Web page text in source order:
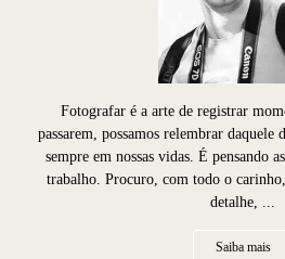
Fotografar é a arte de registrar
passarem, possamos relembrar daquele
sempre em nossas vidas. É pensando
trabalho. Procuro, com todo o
detalhe, ...
Saiba mais